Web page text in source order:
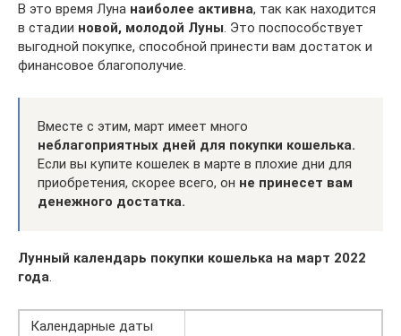
В это время Луна наиболее активна, так как находится
в стадии новой, молодой Луны. Это поспособствует
выгодной покупке, способной принести вам достаток и
финансовое благополучие.
Вместе с этим, март имеет много
неблагоприятных дней для покупки кошелька.
Если вы купите кошелек в марте в плохие дни для
приобретения, скорее всего, он не принесет вам
денежного достатка.
Лунный календарь покупки кошелька на март 2022
года.
Календарные даты